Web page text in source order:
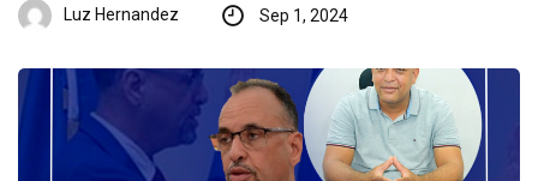
Luz Hernandez Sep 1, 2024